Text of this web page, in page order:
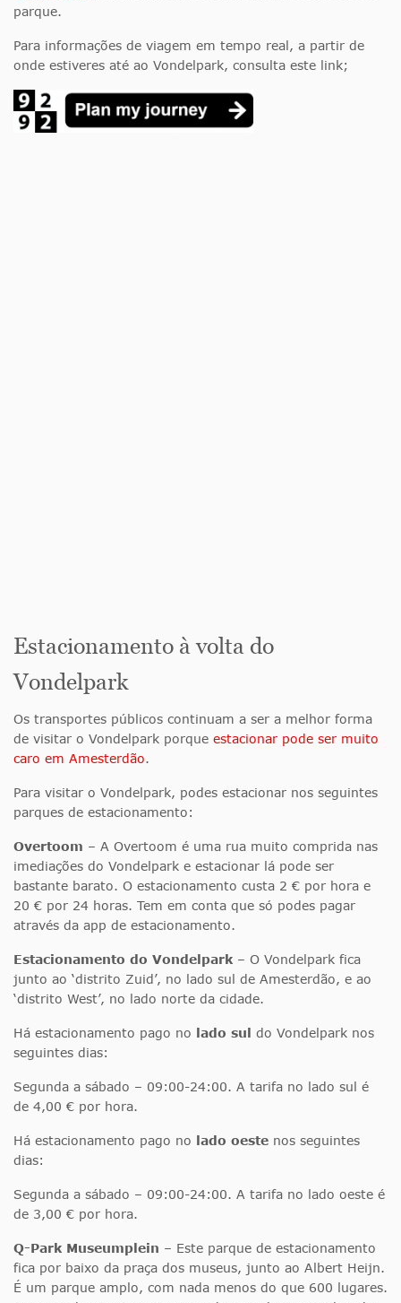
parque.
Para informações de viagem em tempo real, a partir de
onde estiveres até ao Vondelpark, consulta este link;
Estacionamento à volta do
Vondelpark
Os transportes públicos continuam a ser a melhor forma
de visitar o Vondelpark porque estacionar pode ser muito
caro em Amesterdão.
Para visitar o Vondelpark, podes estacionar nos seguintes
parques de estacionamento:
Overtoom – A Overtoom é uma rua muito comprida nas
imediações do Vondelpark e estacionar lá pode ser
bastante barato. O estacionamento custa 2 € por hora e
20 € por 24 horas. Tem em conta que só podes pagar
através da app de estacionamento.
Estacionamento do Vondelpark – O Vondelpark fica
junto ao ‘distrito Zuid’, no lado sul de Amesterdão, e ao
‘distrito West’, no lado norte da cidade.
Há estacionamento pago no lado sul do Vondelpark nos
seguintes dias:
Segunda a sábado – 09:00-24:00. A tarifa no lado sul é
de 4,00 € por hora.
Há estacionamento pago no lado oeste nos seguintes
dias:
Segunda a sábado – 09:00-24:00. A tarifa no lado oeste é
de 3,00 € por hora.
Q-Park Museumplein – Este parque de estacionamento
fica por baixo da praça dos museus, junto ao Albert Heijn.
É um parque amplo, com nada menos do que 600 lugares.